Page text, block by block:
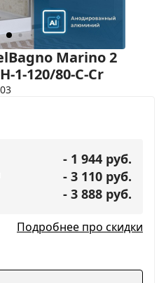
Marino 2
1-120/80-C-Cr
- 1 944 руб.
- 3 110 руб.
- 3 888 руб.
Подробнее про скидки